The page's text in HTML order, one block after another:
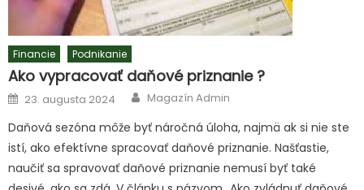
Financie Podnikanie
Ako vypracovať daňové priznanie ?
Posted
on
23. augusta 2024 Author
Magazín Admin
Daňová sezóna môže byť náročná úloha, najmä ak si nie ste
istí, ako efektívne spracovať daňové priznanie. Našťastie,
naučiť sa spravovať daňové priznanie nemusí byť také